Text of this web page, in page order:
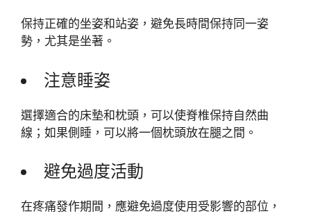
保持正確的坐姿和站姿，避免長時間保持同一姿
勢，尤其是坐著。
注意睡姿
選擇適合的床墊和枕頭，可以使脊椎保持自然曲
線；如果側睡，可以將一個枕頭放在腿之間。
避免過度活動
在疼痛發作期間，應避免過度使用受影響的部位，